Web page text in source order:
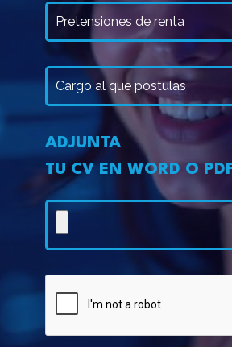
Pretensiones
de
Cargo
ADJUNTA
TU CV EN WORD O
CV(Obligatorio)